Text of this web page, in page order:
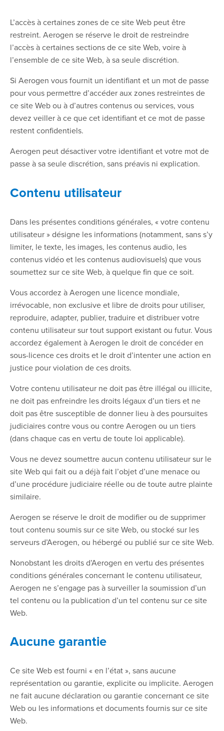
L’accès à certaines zones de ce site Web peut être
restreint. Aerogen se réserve le droit de restreindre
l’accès à certaines sections de ce site Web, voire à
l’ensemble de ce site Web, à sa seule discrétion.
Si Aerogen vous fournit un identifiant et un mot de passe
pour vous permettre d’accéder aux zones restreintes de
ce site Web ou à d’autres contenus ou services, vous
devez veiller à ce que cet identifiant et ce mot de passe
restent confidentiels.
Aerogen peut désactiver votre identifiant et votre mot de
passe à sa seule discrétion, sans préavis ni explication.
Contenu utilisateur
Dans les présentes conditions générales, « votre contenu
utilisateur » désigne les informations (notamment, sans s’y
limiter, le texte, les images, les contenus audio, les
contenus vidéo et les contenus audiovisuels) que vous
soumettez sur ce site Web, à quelque fin que ce soit.
Vous accordez à Aerogen une licence mondiale,
irrévocable, non exclusive et libre de droits pour utiliser,
reproduire, adapter, publier, traduire et distribuer votre
contenu utilisateur sur tout support existant ou futur. Vous
accordez également à Aerogen le droit de concéder en
sous-licence ces droits et le droit d’intenter une action en
justice pour violation de ces droits.
Votre contenu utilisateur ne doit pas être illégal ou illicite,
ne doit pas enfreindre les droits légaux d’un tiers et ne
doit pas être susceptible de donner lieu à des poursuites
judiciaires contre vous ou contre Aerogen ou un tiers
(dans chaque cas en vertu de toute loi applicable).
Vous ne devez soumettre aucun contenu utilisateur sur le
site Web qui fait ou a déjà fait l’objet d’une menace ou
d’une procédure judiciaire réelle ou de toute autre plainte
similaire.
Aerogen se réserve le droit de modifier ou de supprimer
tout contenu soumis sur ce site Web, ou stocké sur les
serveurs d’Aerogen, ou hébergé ou publié sur ce site Web.
Nonobstant les droits d’Aerogen en vertu des présentes
conditions générales concernant le contenu utilisateur,
Aerogen ne s’engage pas à surveiller la soumission d’un
tel contenu ou la publication d’un tel contenu sur ce site
Web.
Aucune garantie
Ce site Web est fourni « en l’état », sans aucune
représentation ou garantie, explicite ou implicite. Aerogen
ne fait aucune déclaration ou garantie concernant ce site
Web ou les informations et documents fournis sur ce site
Web.